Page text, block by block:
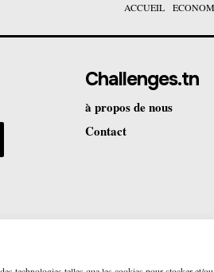
ACCUEIL
Challenges.tn
à propos de nous
Contact